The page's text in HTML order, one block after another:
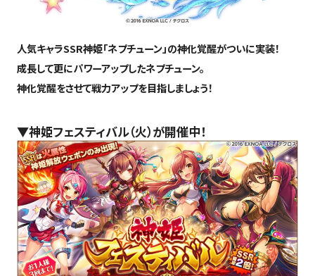
人気キャラSSR神姫「ネプチューン」の神化覚醒がついに実装！
成長して更にパワーアップしたネプチューン。
神化覚醒をさせて戦力アップを目指しましょう！
▼神姫フェスティバル（火）が開催中！